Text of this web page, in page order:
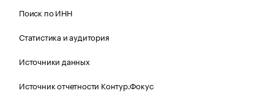
Поиск по ИНН
Статистика и аудитория
Источники данных
Источник отчетности Контур.Фокус